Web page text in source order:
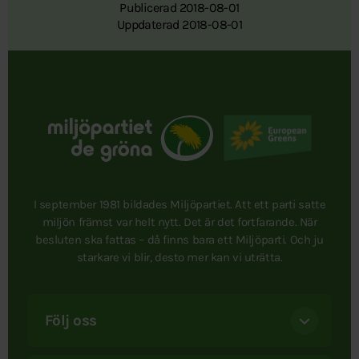
Publicerad 2018-08-01
Uppdaterad 2018-08-01
I september 1981 bildades Miljöpartiet. Att ett parti satte
miljön främst var helt nytt. Det är det fortfarande. När
besluten ska fattas – då finns bara ett Miljöparti. Och ju
starkare vi blir, desto mer kan vi uträtta.
Följ oss